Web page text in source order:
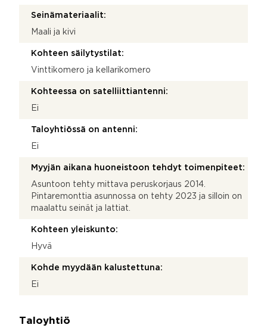
Seinämateriaalit:
Maali ja kivi
Kohteen säilytystilat:
Vinttikomero ja kellarikomero
Kohteessa on satelliittiantenni:
Ei
Taloyhtiössä on antenni:
Ei
Myyjän aikana huoneistoon tehdyt toimenpiteet:
Asuntoon tehty mittava peruskorjaus 2014.
Pintaremonttia asunnossa on tehty 2023 ja silloin on
maalattu seinät ja lattiat.
Kohteen yleiskunto:
Hyvä
Kohde myydään kalustettuna:
Ei
Taloyhtiö